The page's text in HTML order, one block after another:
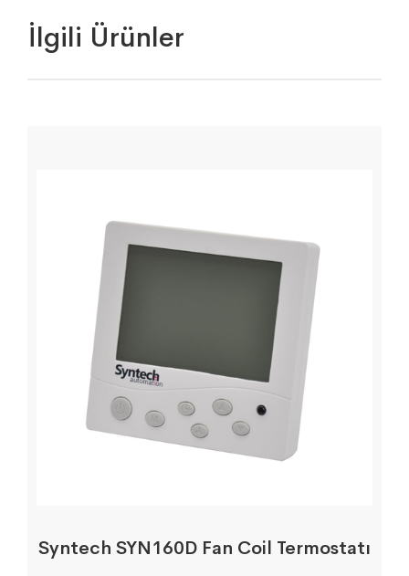
İlgili Ürünler
Syntech SYN160D Fan Coil Termostatı